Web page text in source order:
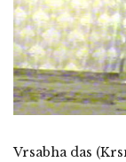
Vrsabha das